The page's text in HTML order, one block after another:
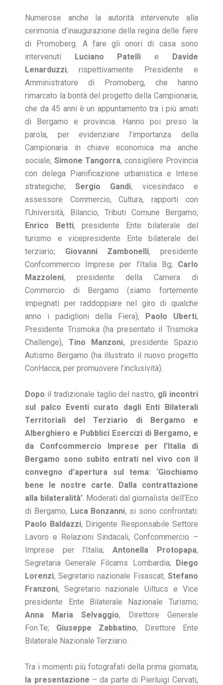
Numerose anche la autorità intervenute alla
cerimonia d’inaugurazione della regina delle fiere
di Promoberg. A fare gli onori di casa sono
intervenuti Luciano Patelli e Davide
Lenarduzzi, rispettivamente Presidente e
Amministratore di Promoberg, che hanno
rimarcato la bontà del progetto della Campionaria,
che da 45 anni è un appuntamento tra i più amati
di Bergamo e provincia. Hanno poi preso la
parola, per evidenziare l’importanza della
Campionaria in chiave economica ma anche
sociale,Simone Tangorra, consigliere Provincia
con delega Pianificazione urbanistica e Intese
strategiche;Sergio Gandi, vicesindaco e
assessore Commercio, Cultura, rapporti con
l’Università, Bilancio, Tributi Comune Bergamo;
Enrico Betti, presidente Ente bilaterale del
turismo e vicepresidente Ente bilaterale del
terziario; Giovanni Zambonelli, presidente
Confcommercio Imprese per l’Italia Bg; Carlo
Mazzoleni, presidente della Camera di
Commercio di Bergamo (siamo fortemente
impegnati per raddoppiare nel giro di qualche
anno i padiglioni della Fiera), Paolo Uberti,
Presidente Trismoka (ha presentato il Trismoka
Challenge),Tino Manzoni, presidente Spazio
Autismo Bergamo (ha illustrato il nuovo progetto
ConHacca, per promuovere l’inclusività).
Dopo il tradizionale taglio del nastro, gli incontri
sul palco Eventi curato dagli Enti Bilaterali
Territoriali del Terziario di Bergamo e
Alberghiero e Pubblici Esercizi di Bergamo, e
da Confcommercio Imprese per l’Italia di
Bergamo sono subito entrati nel vivo con il
convegno d’apertura sul tema: ‘Giochiamo
bene le nostre carte. Dalla contrattazione
alla bilateralità’. Moderati dal giornalista dell’Eco
di Bergamo, Luca Bonzanni, si sono confrontati:
Paolo Baldazzi, Dirigente Responsabile Settore
Lavoro e Relazioni Sindacali, Confcommercio –
Imprese per l’Italia;Antonella Protopapa,
Segretaria Generale Filcams Lombardia; Diego
Lorenzi, Segretario nazionale Fisascat; Stefano
Franzoni, Segretario nazionale Uiltucs e Vice
presidente Ente Bilaterale Nazionale Turismo;
Anna Maria Selvaggio, Direttore Generale
Fon.Te; Giuseppe Zabbatino, Direttore Ente
Bilaterale Nazionale Terziario.
Tra i momenti più fotografati della prima giornata,
la presentazione – da parte di Pierluigi Cervati,